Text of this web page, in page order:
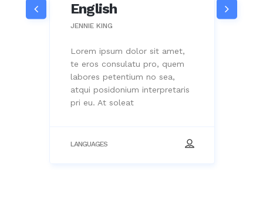
DAVE ROBBINS
te eros consulatu pro, quem
labores petentium no sea,
atqui posidonium interpretaris
pri eu. At soleat